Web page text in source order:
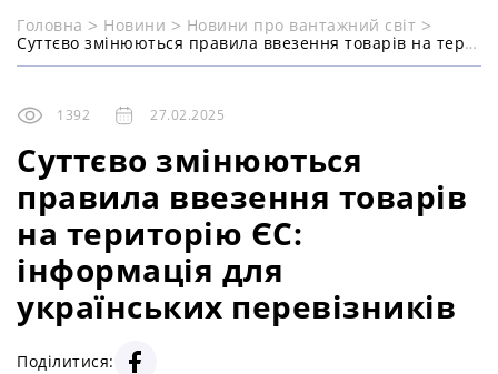
Головна Новини
Новини про вантажний світ
Суттєво змінюються правила ввезення товарів на територію ЄС: інформація для українських перевізників
1392 27.02.2025
Суттєво змінюються
правила ввезення товарів
на територію ЄС:
інформація для
українських перевізників
Поділитися: